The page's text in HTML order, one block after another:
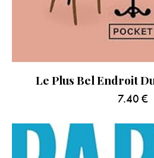
Le Plus Bel Endroit
7.40 €